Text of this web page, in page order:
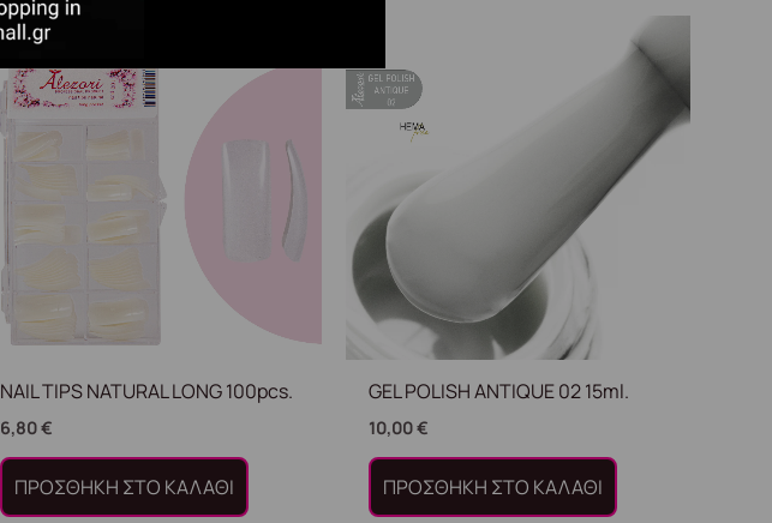
NAIL TIPS NATURAL LONG 100pcs.
6,80€
ΠΡΟΣΘΉΚΗ ΣΤΟ ΚΑΛΆΘΙ
GEL POLISH ANTIQUE 02 15ml.
10,00€
ΠΡΟΣΘΉΚΗ ΣΤΟ ΚΑΛΆΘΙ